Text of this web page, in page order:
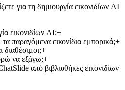
για τη δημιουργία εικονιδίων AI
εικονιδίων AI;+
παραγόμενα εικονίδια εμπορικά;+
διαθέσιμοι;+
να εξάγω;+
από βιβλιοθήκες εικονιδίων